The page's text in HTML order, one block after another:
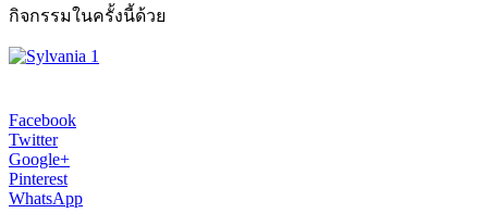
กิจกรรมในครั้งนี้ด้วย
Facebook
Twitter
Google+
Pinterest
WhatsApp